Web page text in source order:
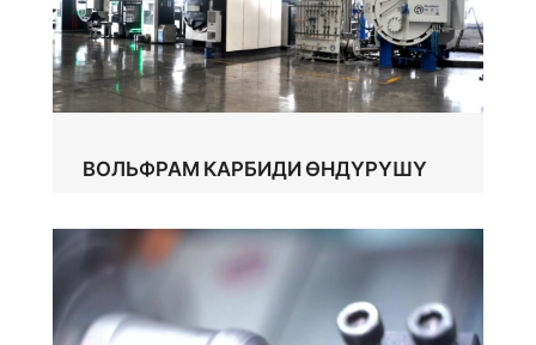
ВОЛЬФРАМ КАРБИДИ ӨНДҮРҮШҮ